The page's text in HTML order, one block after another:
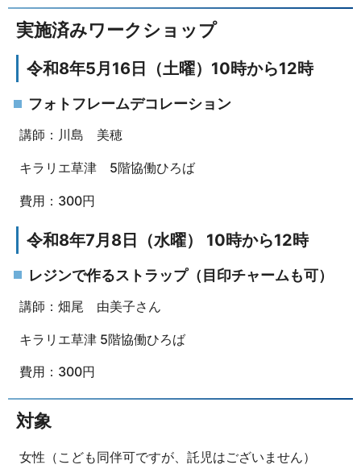
実施済みワークショップ
令和8年5月16日（土曜）10時から12時
フォトフレームデコレーション
講師：川島 美穂
キラリエ草津 5階協働ひろば
費用：300円
令和8年7月8日（水曜） 10時から12時
レジンで作るストラップ（目印チャームも可）
講師：畑尾 由美子さん
キラリエ草津 5階協働ひろば
費用：300円
対象
女性（こども同伴可ですが、託児はございません）